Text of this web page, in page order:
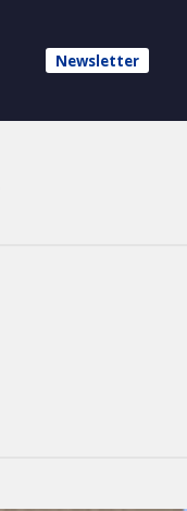
Newsletter